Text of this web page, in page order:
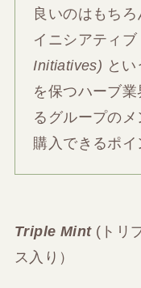
良いのはもち
イニシアティブ
Initiatives) と
を保つハーブ
るグループの
購入できるポイ
Triple Mint (トリ
ス入り）